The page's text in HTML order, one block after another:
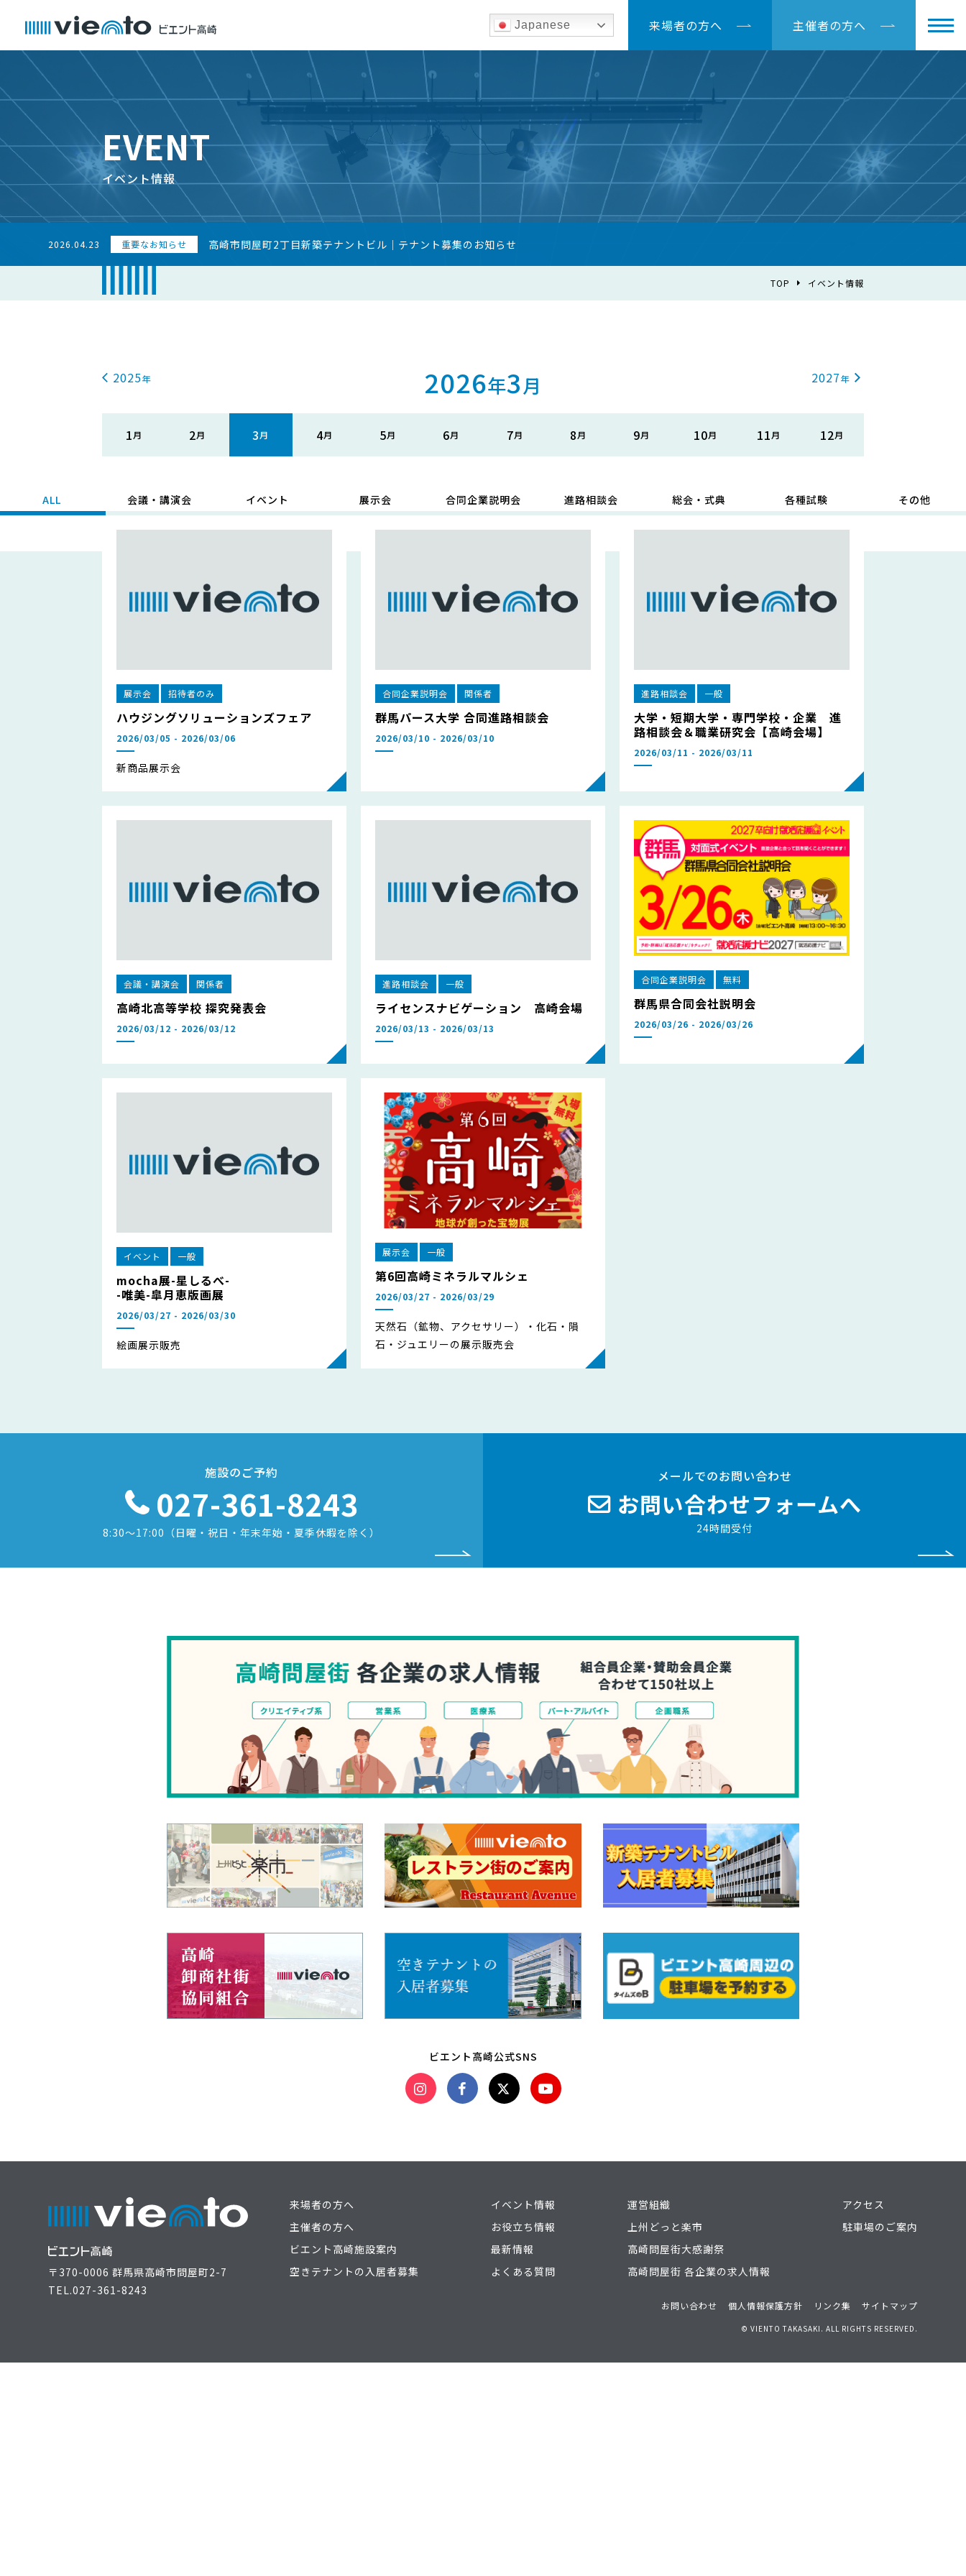
Japanese 来場者の方へ 主催者の方へ
EVENT
イベント情報
2026.04.23 重要なお知らせ 高崎市問屋町2丁目新築テナントビル｜テナント募集のお知らせ
TOP イベント情報
2025 2026年3月
1 2 3 4 5 6 7 8 9 10 11 12
2027
ALL 会議・講演会 イベント 展示会 合同企業説明会 進路相談会 総会・式典 各種試験 その他
展示会 招待者のみ
ハウジングソリューションズフェア
2026/03/05 - 2026/03/06
新商品展示会
合同企業説明会 関係者
群馬パース大学 合同進路相談会
2026/03/10 - 2026/03/10
進路相談会 一般
大学・短期大学・専門学校・企業 進
路相談会＆職業研究会【高崎会場】
2026/03/11 - 2026/03/11
会議・講演会 関係者
高崎北高等学校 探究発表会
2026/03/12 - 2026/03/12
進路相談会 一般
ライセンスナビゲーション 高崎会場
2026/03/13 - 2026/03/13
合同企業説明会 無料
群馬県合同会社説明会
2026/03/26 - 2026/03/26
イベント 一般
mocha展-星しるべ-
-唯美-皐月恵版画展
2026/03/27 - 2026/03/30
絵画展示販売
展示会 一般
第6回高崎ミネラルマルシェ
2026/03/27 - 2026/03/29
天然石（鉱物、アクセサリー）・化石・隕
石・ジュエリーの展示販売会
施設のご予約
027-361-8243
8:30〜17:00 （日曜・祝日・年末年始・夏季休暇を除く）
メールでのお問い合わせ
お問い合わせフォームへ
24時間受付
ビエント高崎公式SNS
〒370-0006 群馬県高崎市問屋町2-7
TEL.027-361-8243
来場者の方へ
主催者の方へ
ビエント高崎施設案内
空きテナントの入居者募集
イベント情報
お役立ち情報
最新情報
よくある質問
運営組織
上州どっと楽市
高崎問屋街大感謝祭
高崎問屋街 各企業の求人情報
アクセス
駐車場のご案内
お問い合わせ 個人情報保護方針 リンク集 サイトマップ
© VIENTO TAKASAKI. ALL RIGHTS RESERVED.